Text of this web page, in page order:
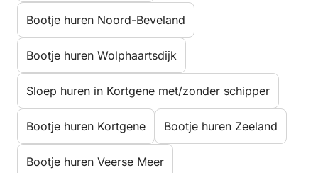
Bootje huren Noord-Beveland
Bootje huren Wolphaartsdijk
Sloep huren in Kortgene met/zonder schipper
Bootje huren Kortgene Bootje huren Zeeland
Bootje huren Veerse Meer